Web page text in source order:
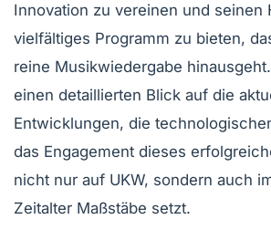
Innovation zu vereinen und seinen
vielfältiges Programm zu bieten,
reine Musikwiedergabe
einen detaillierten Blick auf die
Entwicklungen, die
das Engagement dieses
nicht nur auf UKW, sondern auch
Zeitalter Maßstäbe setzt.